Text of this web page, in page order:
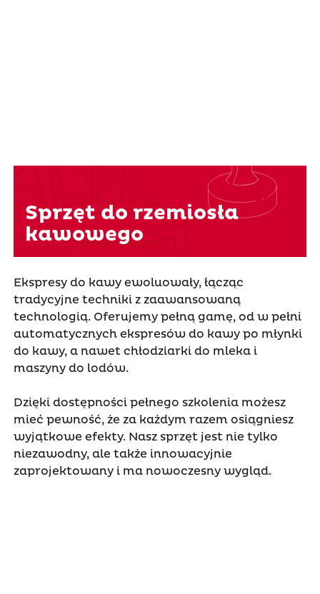
Ekspresy do kawy ewoluowały, łącząc
tradycyjne techniki z zaawansowaną
technologią. Oferujemy pełną gamę, od w pełni
automatycznych ekspresów do kawy po młynki
do kawy, a nawet chłodziarki do mleka i
maszyny do lodów.
Dzięki dostępności pełnego szkolenia możesz
mieć pewność, że za każdym razem osiągniesz
wyjątkowe efekty. Nasz sprzęt jest nie tylko
niezawodny, ale także innowacyjnie
zaprojektowany i ma nowoczesny wygląd.
Sprzęt do rzemiosła
kawowego